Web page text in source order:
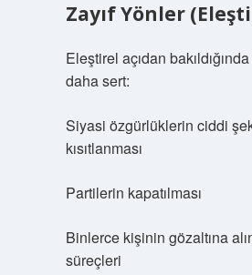
Zayıf Yönler
Eleştirel açıdan
daha sert:
Siyasi özgürlüklerin ciddi
kısıtlanması
Partilerin kapatılması
Binlerce kişinin gözaltına
süreçleri